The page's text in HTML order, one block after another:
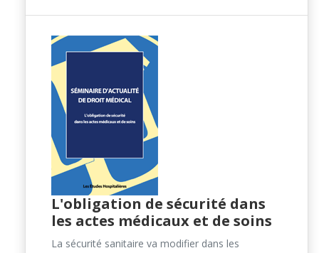
L'obligation de sécurité dans
les actes médicaux et de soins
La sécurité sanitaire va modifier dans les